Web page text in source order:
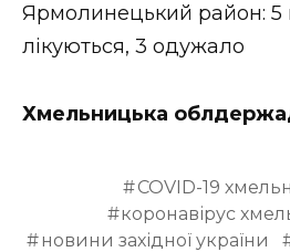
Ярмолинецький район: 5
лікуються, 3 одужало
Хмельницька
COVID-19
коронавірус
новини західної україни